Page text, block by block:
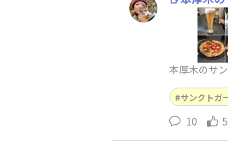
本厚木のサ
サンクトガ
10